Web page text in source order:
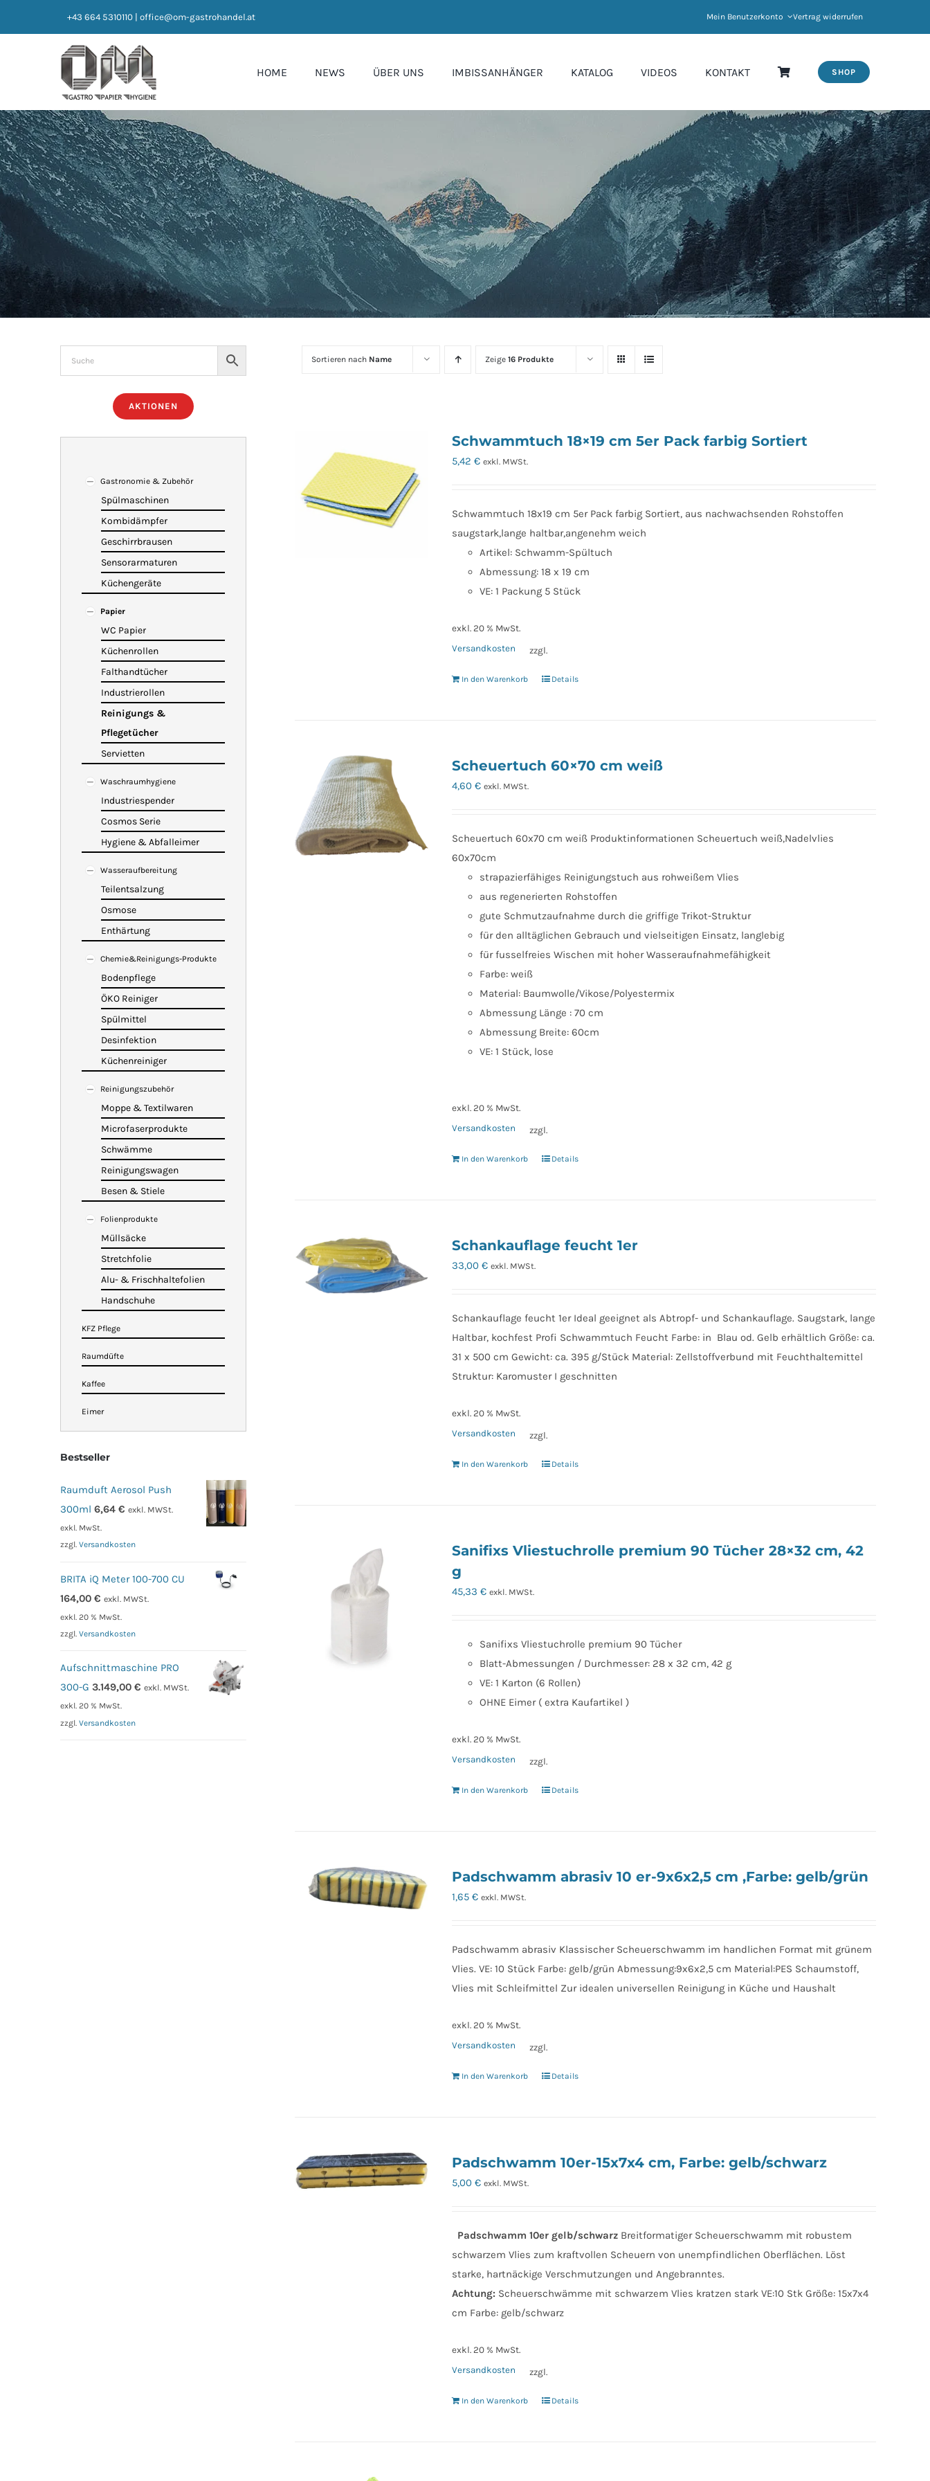
+43 664 5310110 office@om-gastrohandel.at Mein Benutzerkonto Vertrag widerrufen
HOME NEWS ÜBER UNS IMBISSANHÄNGER KATALOG VIDEOS KONTAKT SHOP
Sortieren nach Name Zeige16 Produkte
Schwammtuch 18×19 cm 5er Pack farbig Sortiert
5,42 € exkl. MWSt.
Schwammtuch 18x19 cm 5er Pack farbig Sortiert, aus nachwachsenden Rohstoffen
saugstark,lange haltbar,angenehm weich
Artikel: Schwamm-Spültuch
Abmessung: 18 x 19 cm
VE: 1 Packung 5 Stück
exkl. 20 % MwSt.
zzgl.
Versandkosten
In den Warenkorb Details
Scheuertuch 60×70 cm weiß
4,60 € exkl. MWSt.
Scheuertuch 60x70 cm weiß Produktinformationen Scheuertuch weiß,Nadelvlies
60x70cm
strapazierfähiges Reinigungstuch aus rohweißem Vlies
aus regenerierten Rohstoffen
gute Schmutzaufnahme durch die griffige Trikot-Struktur
für den alltäglichen Gebrauch und vielseitigen Einsatz, langlebig
für fusselfreies Wischen mit hoher Wasseraufnahmefähigkeit
Farbe: weiß
Material: Baumwolle/Vikose/Polyestermix
Abmessung Länge : 70 cm
Abmessung Breite: 60cm
VE: 1 Stück, lose
exkl. 20 % MwSt.
zzgl.
Versandkosten
In den Warenkorb Details
Schankauflage feucht 1er
33,00 € exkl. MWSt.
Schankauflage feucht 1er Ideal geeignet als Abtropf- und Schankauflage. Saugstark, lange
Haltbar, kochfest Profi Schwammtuch Feucht Farbe: in Blau od. Gelb erhältlich Größe: ca.
31 x 500 cm Gewicht: ca. 395 g/Stück Material: Zellstoffverbund mit Feuchthaltemittel
Struktur: Karomuster I geschnitten
exkl. 20 % MwSt.
zzgl.
Versandkosten
In den Warenkorb Details
Sanifixs Vliestuchrolle premium 90 Tücher 28×32 cm, 42
g
45,33 € exkl. MWSt.
Sanifixs Vliestuchrolle premium 90 Tücher
Blatt-Abmessungen / Durchmesser: 28 x 32 cm, 42 g
VE: 1 Karton (6 Rollen)
OHNE Eimer ( extra Kaufartikel )
exkl. 20 % MwSt.
zzgl.
Versandkosten
In den Warenkorb Details
Padschwamm abrasiv 10 er-9x6x2,5 cm ,Farbe: gelb/grün
1,65 € exkl. MWSt.
Padschwamm abrasiv Klassischer Scheuerschwamm im handlichen Format mit grünem
Vlies. VE: 10 Stück Farbe: gelb/grün Abmessung:9x6x2,5 cm Material:PES Schaumstoff,
Vlies mit Schleifmittel Zur idealen universellen Reinigung in Küche und Haushalt
exkl. 20 % MwSt.
zzgl.
Versandkosten
In den Warenkorb Details
Padschwamm 10er-15x7x4 cm, Farbe: gelb/schwarz
5,00 € exkl. MWSt.
Padschwamm 10er gelb/schwarzBreitformatiger Scheuerschwamm mit robustem
schwarzem Vlies zum kraftvollen Scheuern von unempfindlichen Oberflächen. Löst
starke, hartnäckige Verschmutzungen und Angebranntes.
Achtung: Scheuerschwämme mit schwarzem Vlies kratzen stark VE:10 Stk Größe: 15x7x4
cm Farbe: gelb/schwarz
exkl. 20 % MwSt.
zzgl.
Versandkosten
In den Warenkorb Details
AKTIONEN
Gastronomie & Zubehör
Spülmaschinen
Kombidämpfer
Geschirrbrausen
Sensorarmaturen
Küchengeräte
Papier
WC Papier
Küchenrollen
Falthandtücher
Industrierollen
Reinigungs &
Pflegetücher
Servietten
Waschraumhygiene
Industriespender
Cosmos Serie
Hygiene & Abfalleimer
Wasseraufbereitung
Teilentsalzung
Osmose
Enthärtung
Chemie&Reinigungs-Produkte
Bodenpflege
ÖKO Reiniger
Spülmittel
Desinfektion
Küchenreiniger
Reinigungszubehör
Moppe & Textilwaren
Microfaserprodukte
Schwämme
Reinigungswagen
Besen & Stiele
Folienprodukte
Müllsäcke
Stretchfolie
Alu- & Frischhaltefolien
Handschuhe
KFZ Pflege
Raumdüfte
Kaffee
Eimer
Bestseller
Raumduft Aerosol Push
300ml 6,64 € exkl. MWSt.
exkl. MwSt.
zzgl. Versandkosten
BRITA iQ Meter 100-700 CU
164,00 € exkl. MWSt.
exkl. 20 % MwSt.
zzgl. Versandkosten
Aufschnittmaschine PRO
300-G 3.149,00 € exkl. MWSt.
exkl. 20 % MwSt.
zzgl. Versandkosten